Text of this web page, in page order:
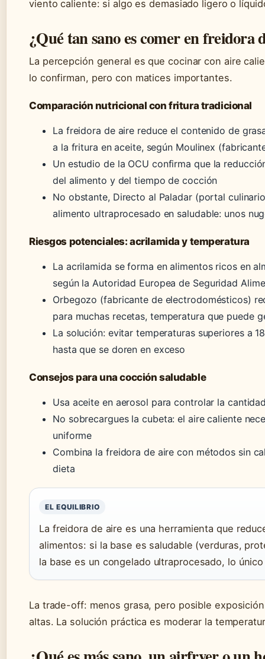
viento caliente: si algo es demasiado ligero o
¿Qué tan sano es comer en freidora
La percepción general es que cocinar con aire
lo confirman, pero con matices importantes.
Comparación nutricional con fritura tradicional
La freidora de aire reduce el contenido de
a la fritura en aceite, según Moulinex
Un estudio de la OCU confirma que la
del alimento y del tiempo de cocción
No obstante, Directo al Paladar (portal
alimento ultraprocesado en saludable: unos
Riesgos potenciales: acrilamida y temperatura
La acrilamida se forma en alimentos ricos en
según la Autoridad Europea de Seguridad
Orbegozo (fabricante de electrodomésticos)
para muchas recetas, temperatura que puede
La solución: evitar temperaturas superiores a
hasta que se doren en exceso
Consejos para una cocción saludable
Usa aceite en aerosol para controlar la
No sobrecargues la cubeta: el aire caliente
uniforme
Combina la freidora de aire con métodos sin
dieta
EL EQUILIBRIO
La freidora de aire es una herramienta que
alimentos: si la base es saludable (verduras,
la base es un congelado ultraprocesado, lo
La trade-off: menos grasa, pero posible
altas. La solución práctica es moderar la